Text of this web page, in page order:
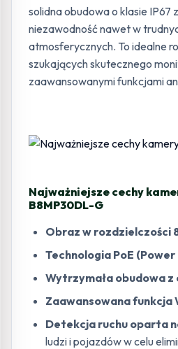
solidna obudowa o klasie IP67
niezawodność nawet w
atmosferycznych. To idealne
szukających skutecznego
zaawansowanymi funkcjami
Najważniejsze cechy
B8MP30DL-G
Obraz w rozdzielczości
Technologia PoE
Wytrzymała obudowa
Zaawansowana funkcja
Detekcja ruchu oparta
ludzi i pojazdów w celu